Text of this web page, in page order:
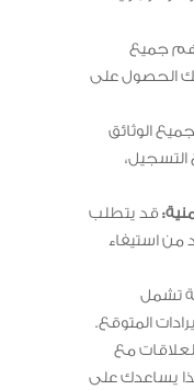
جميع
الحصول على
الوثائق
التسجيل،
قد يتطلب
من استيفاء
تشمل
المتوقع.
مع
يساعدك على